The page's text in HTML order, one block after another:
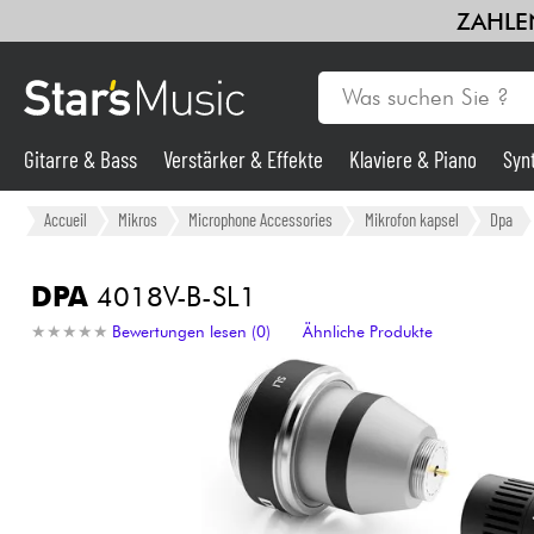
Gitarre & Bass
Synths & samplers
Violinen & Quartett
Gitarre & Bass Verstärker & Effekte Klaviere & Piano
Accueil Mikros Microphone Accessories Mikrofon kapsel Dpa
DPA4018V-B-SL1
★ ★ ★ ★ ★
★ ★ ★ ★ ★ Bewertungen lesen (0) Ähnliche Produkte